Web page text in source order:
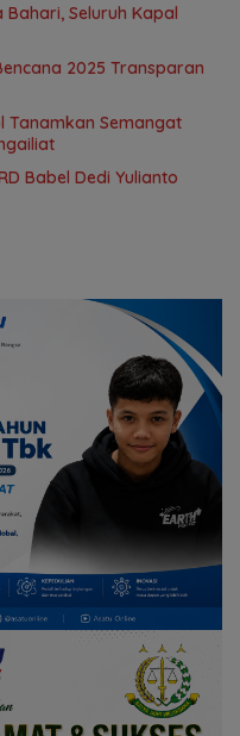
Seluruh Kapal
2025 Transparan
Tanamkan Semangat
Babel Dedi Yulianto